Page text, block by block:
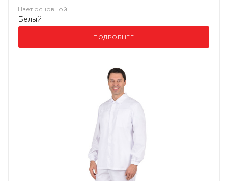
Цвет основной
Белый
ПОДРОБНЕЕ